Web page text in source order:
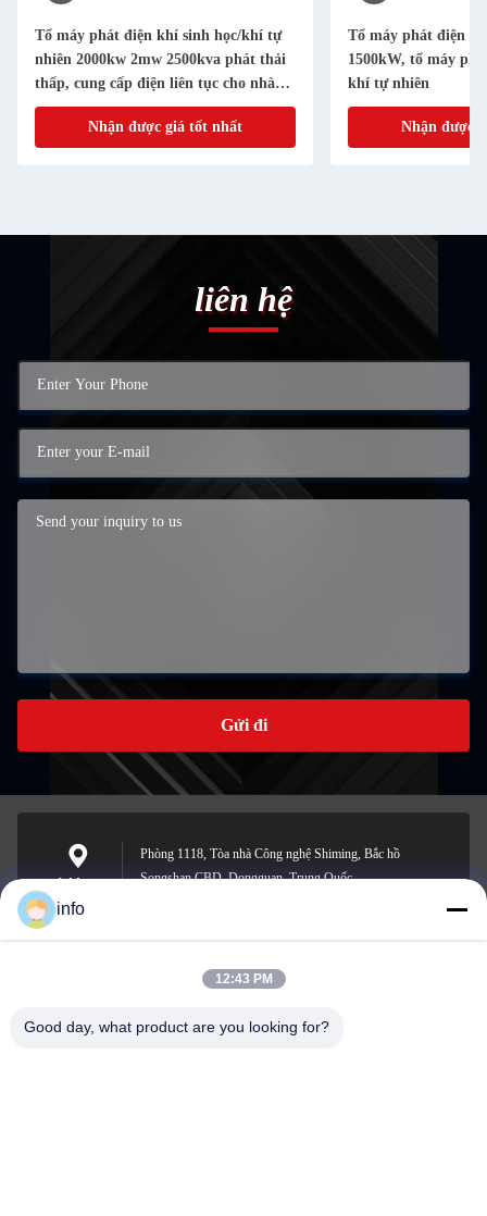
Tổ máy phát điện khí sinh học/khí tự
nhiên 2000kw 2mw 2500kva phát thải
thấp, cung cấp điện liên tục cho nhà
máy
Nhận được giá tốt nhất
Tổ máy phát điện
1500kW, tổ máy
khí tự nhiên
Nhận được
liên hệ
Gửi đi
Address
Phòng 1118, Tòa nhà Công nghệ Shiming, Bắc hồ
Songshan CBD, Dongguan, Trung Quốc
info@gdpowerplus.com
info
12:43 PM
Good day, what product are you looking for?